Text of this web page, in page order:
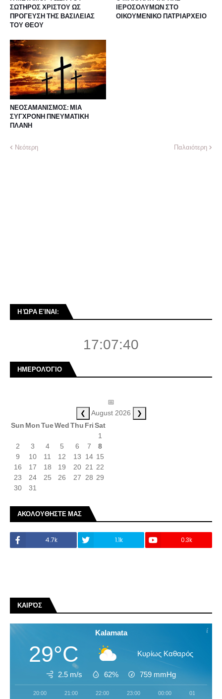
ΣΩΤΗΡΟΣ ΧΡΙΣΤΟΥ ΩΣ
ΠΡΟΓΕΥΣΗ ΤΗΣ ΒΑΣΙΛΕΙΑΣ
ΤΟΥ ΘΕΟΥ
ΙΕΡΟΣΟΛΥΜΩΝ ΣΤΟ
ΟΙΚΟΥΜΕΝΙΚΟ ΠΑΤΡΙΑΡΧΕΙΟ
ΝΕΟΣΑΜΑΝΙΣΜΟΣ: ΜΙΑ
ΣΥΓΧΡΟΝΗ ΠΝΕΥΜΑΤΙΚΗ
ΠΛΑΝΗ
Νεότερη Παλαιότερη
Η ΏΡΑ ΕΊΝΑΙ:
17:07:41
ΗΜΕΡΟΛΌΓΙΟ
📅
❮ August 2026 ❯
Sun MonTueWedThu FriSat
1
2
3 4 5 6 7
8
9
10 11 12 13 14 15
16
17 18 19 20 21
22
23
24 25 26 27 28 29
30
31
ΑΚΟΛΟΥΘΗΣΤΕ ΜΑΣ
4.7k 1.1k 0.3k
ΚΑΙΡΌΣ
Kalamata
29°C Κυρίως Καθαρός
2.5 m/s 62% 759 mmHg
20:00 21:00 22:00 23:00 00:00 01:00